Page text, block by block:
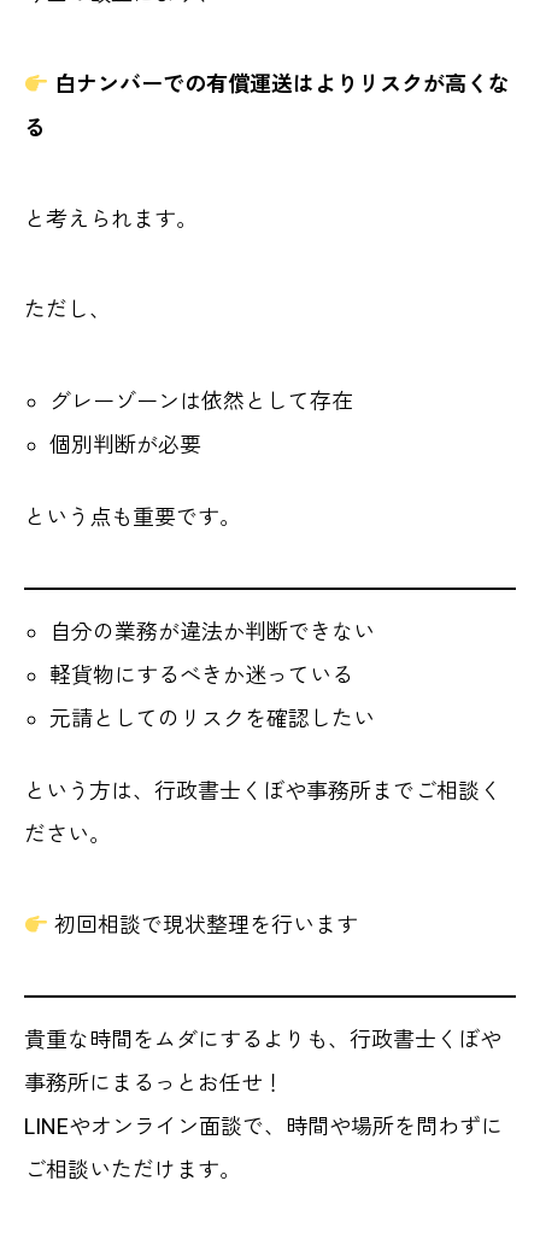
白ナンバーでの有償運送はよりリスクが高くな
る
と考えられます。
ただし、
グレーゾーンは依然として存在
個別判断が必要
という点も重要です。
自分の業務が違法か判断できない
軽貨物にするべきか迷っている
元請としてのリスクを確認したい
という方は、行政書士くぼや事務所までご相談く
ださい。
初回相談で現状整理を行います
貴重な時間をムダにするよりも、行政書士くぼや
事務所にまるっとお任せ！
LINEやオンライン面談で、時間や場所を問わずに
ご相談いただけます。